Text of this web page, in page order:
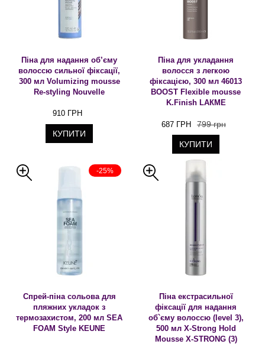
Піна для надання об’єму
волоссю сильної фіксації,
300 мл Volumizing mousse
Re-styling Nouvelle
910 ГРН
КУПИТИ
Піна для укладання
волосся з легкою
фіксацією, 300 мл 46013
BOOST Flexible mousse
K.Finish LAКME
687 ГРН 799 грн
КУПИТИ
-25%
Спрей-піна сольова для
пляжних укладок з
термозахистом, 200 мл SEA
FOAM Style KEUNE
Піна екстрасильної
фіксації для надання
об`єму волоссю (level 3),
500 мл X-Strong Hold
Mousse X-STRONG (3)